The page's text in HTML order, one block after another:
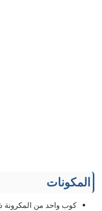
المكونات
كوب واحد من